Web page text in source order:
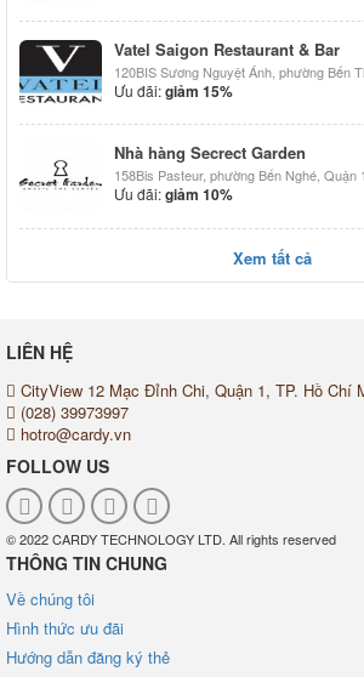
Vatel Saigon Restaurant & Bar
120BIS Sương Nguyệt Ánh, phường Bến
Ưu đãi:giảm 15%
Nhà hàng Secrect Garden
158Bis Pasteur, phường Bến Nghé, Quận
Ưu đãi:giảm 10%
Xem tất cả
LIÊN HỆ
CityView 12 Mạc Đỉnh Chi, Quận 1, TP. Hồ Chí
(028) 39973997
hotro@cardy.vn
FOLLOW US
© 2022 CARDY TECHNOLOGY LTD. All rights reserved
THÔNG TIN CHUNG
Về chúng tôi
Hình thức ưu đãi
Hướng dẫn đăng ký thẻ